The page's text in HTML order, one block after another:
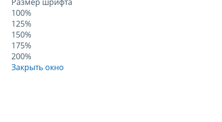
100%
125%
150%
175%
200%
Закрыть окно